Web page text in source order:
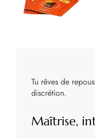
Tu rêves de
discrétion.
Maîtrise,